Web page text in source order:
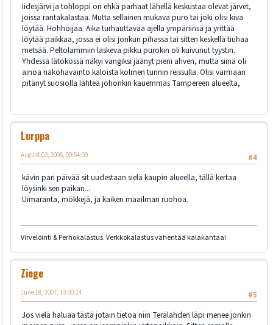
Iidesjärvi ja tohloppi on ehkä parhaat lähellä keskustaa olevat järvet,
joissa rantakalastaa. Mutta sellainen mukava puro tai joki olisi kiva
löytää. Hohhoijaa. Aika turhauttavaa ajella ympäriinsä ja yrittää
löytää paikkaa, jossa ei olisi jonkun pihassa tai sitten keskellä tiuhaa
metsää. Peltolammiin laskeva pikku purokin oli kuivunut tyystin.
Yhdessä lätökössä näkyi vangiksi jäänyt pieni ahven, mutta siinä oli
ainoa näköhavainto kaloista kolmen tunnin reissulla. Olisi varmaan
pitänyt suosiolla lähteä johonkin kauemmas Tampereen alueelta,
Lurppa
#4
August 03, 2006, 09:54:09
kävin pari päivää sit uudestaan sielä kaupin alueella, tällä kertaa
löysinki sen paikan...
Uimaranta, mökkejä, ja kaiken maailman ruohoa.
Virvelöinti & Perhokalastus. Verkkokalastus vähentää kalakantaa!
Ziege
#5
June 18, 2007, 13:00:24
Jos vielä haluaa tästä jotain tietoa niin Terälahden läpi menee jonkin